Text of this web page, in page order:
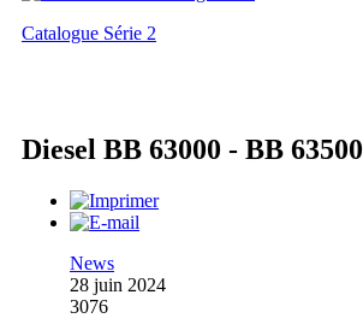
Catalogue Série 2
Diesel BB 63000 - BB 63500
News
28 juin 2024
3076